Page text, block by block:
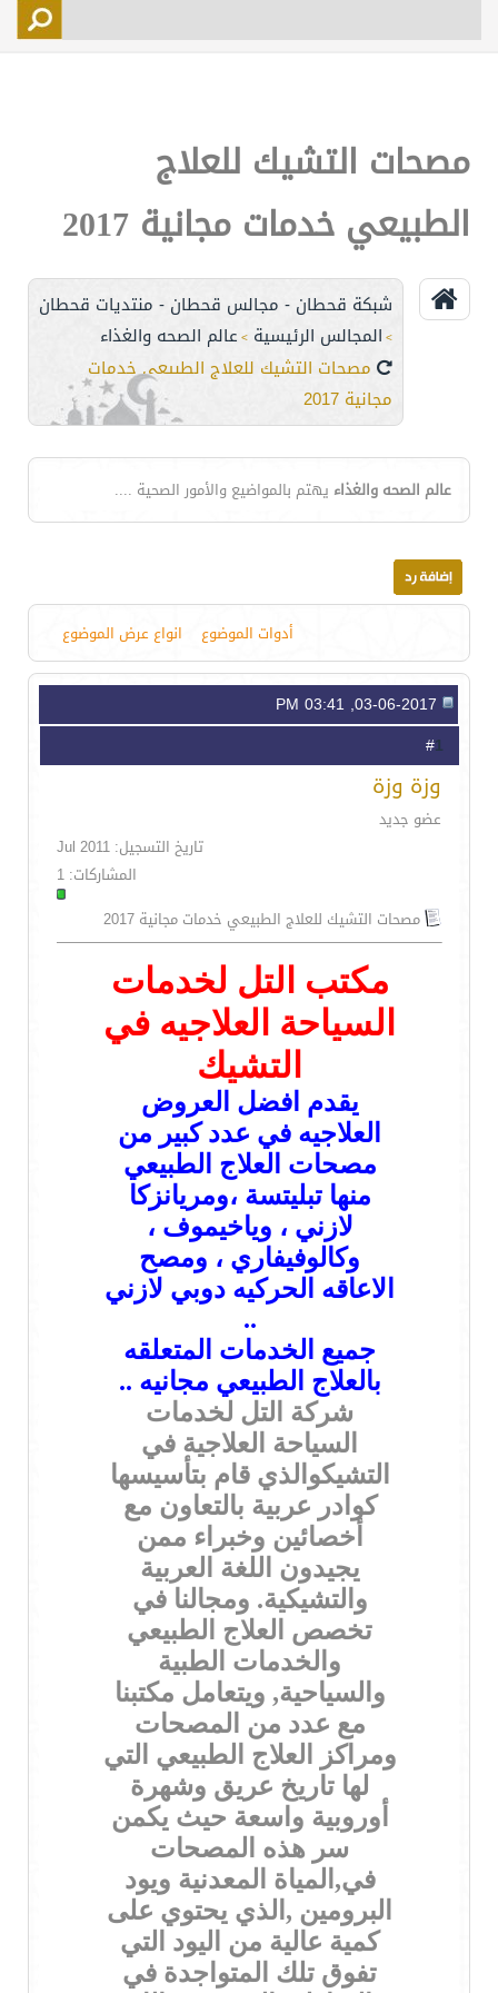
اتصل بنا
مصحات التشيك للعلاج
الطبيعي خدمات مجانية 2017
شبكة قحطان - مجالس قحطان - منتديات قحطان
> المجالس الرئيسية > عالم الصحه والغذاء
مصحات التشيك للعلاج الطبيعي خدمات
مجانية 2017
عالم الصحه والغذاء يهتم بالمواضيع والأمور الصحية ....
أدوات الموضوع انواع عرض الموضوع
1
وزة وزة
عضو جديد
تاريخ التسجيل: Jul 2011
المشاركات: 1
مصحات التشيك للعلاج الطبيعي خدمات مجانية 2017
مكتب التل لخدمات
السياحة العلاجيه في
التشيك
يقدم افضل العروض
العلاجيه في عدد كبير من
مصحات العلاج الطبيعي
منها تبليتسة ،ومريانزكا
لازني ، وياخيموف ،
وكالوفيفاري ، ومصح
الاعاقه الحركيه دوبي لازني
..
جميع الخدمات المتعلقه
بالعلاج الطبيعي مجانيه ..
شركة التل لخدمات
السياحة العلاجية في
التشيكوالذي قام بتأسيسها
كوادر عربية بالتعاون مع
أخصائين وخبراء ممن
يجيدون اللغة العربية
والتشيكية. ومجالنا في
تخصص العلاج الطبيعي
والخدمات الطبية
والسياحية, ويتعامل مكتبنا
مع عدد من المصحات
ومراكز العلاج الطبيعي التي
لها تاريخ عريق وشهرة
أوروبية واسعة حيث يكمن
سر هذه المصحات
في,المياة المعدنية ويود
البرومين ,الذي يحتوي على
كمية عالية من اليود التي
تفوق تلك المتواجدة في